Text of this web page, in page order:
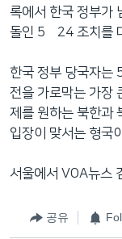
록에서 한국 정부가
돌인 5•24 조치를
한국 정부 당국자는
전을 가로막는 가장
제를 원하는 북한과
입장이 맞서는 형국
서울에서 VOA뉴스
공유